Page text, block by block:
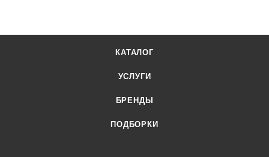
КАТАЛОГ
УСЛУГИ
БРЕНДЫ
ПОДБОРКИ